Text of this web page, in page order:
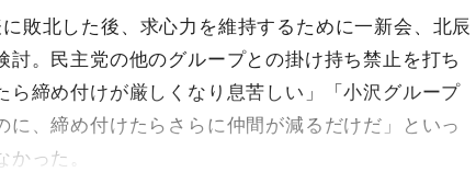
敗北した後、求心力を維持するために一新会、北辰
。民主党の他のグループとの掛け持ち禁止を打ち
ら締め付けが厳しくなり息苦しい」「小沢グループ
に、締め付けたらさらに仲間が減るだけだ」といっ
った。